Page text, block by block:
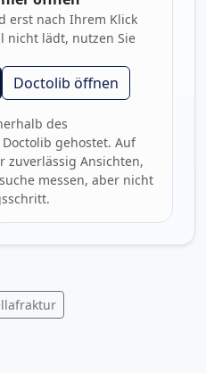
erst nach Ihrem Klick
nicht lädt, nutzen Sie
Doctolib öffnen
des
gehostet. Auf
zuverlässig Ansichten,
messen, aber nicht